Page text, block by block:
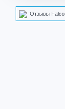
Отзывы